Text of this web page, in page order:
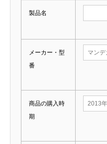
製品名
メーカー・型
番
商品の購入時
期